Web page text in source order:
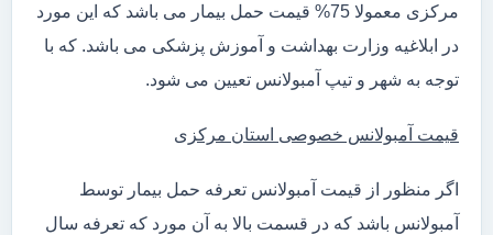
مرکزی معمولا 75% قیمت حمل بیمار می باشد که این مورد
در ابلاغیه وزارت بهداشت و آموزش پزشکی می باشد. که با
توجه به شهر و تیپ آمبولانس تعیین می شود.
قیمت آمبولانس خصوصی استان مرکزی
اگر منظور از قیمت آمبولانس تعرفه حمل بیمار توسط
آمبولانس باشد که در قسمت بالا به آن مورد که تعرفه سال